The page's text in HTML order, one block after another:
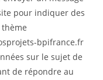
pour indiquer des
bpifrance.fr
sur le sujet de
de répondre au